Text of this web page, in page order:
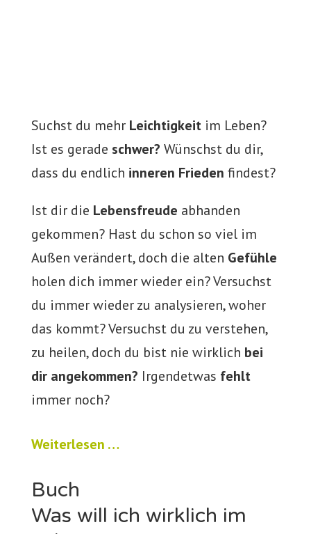
Suchst du mehr Leichtigkeitim Leben?
Ist es gerade schwer? Wünschst du dir,
dass du endlich inneren Frieden findest?
Ist dir die Lebensfreude abhanden
gekommen? Hast du schon so viel im
Außen verändert, doch die alten Gefühle
holen dich immer wieder ein? Versuchst
du immer wieder zu analysieren, woher
das kommt? Versuchst du zu verstehen,
zu heilen, doch du bist nie wirklich bei
dir angekommen? Irgendetwas fehlt
immer noch?
Weiterlesen …
Buch
Was will ich wirklich im